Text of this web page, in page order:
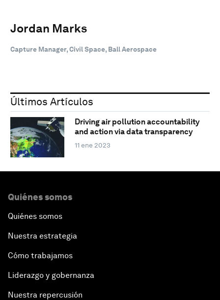
Jordan Marks
Capture Manager, Civil Space, Ball Aerospace
Últimos Artículos
Driving air pollution accountability
and action via data transparency
11 ene 2023
Quiénes somos
Quiénes somos
Nuestra estrategia
Cómo trabajamos
Liderazgo y gobernanza
Nuestra repercusión